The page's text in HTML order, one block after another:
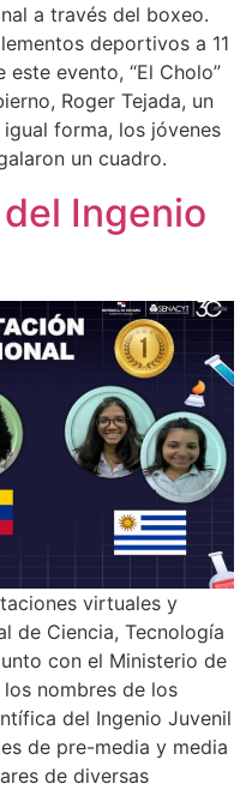
a través del boxeo.
deportivos a 11
evento, “El Cholo”
Roger Tejada, un
forma, los jóvenes
un cuadro.
Ingenio
virtuales y
de Ciencia, Tecnología
con el Ministerio de
nombres de los
del Ingenio Juvenil
de pre-media y media
de diversas